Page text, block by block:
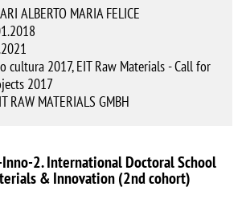
ALBERTO MARIA FELICE
cultura 2017, EIT Raw Materials - Call for
2017
RAW MATERIALS GMBH
Inno-2. International Doctoral School
& Innovation (2nd cohort)